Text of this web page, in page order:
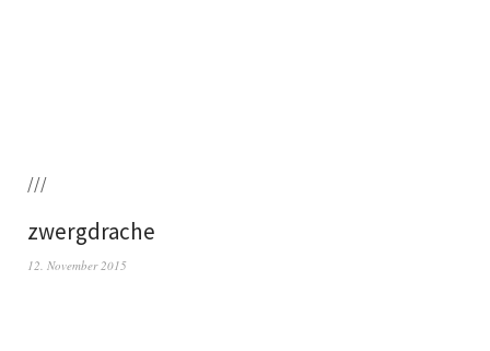
///
zwergdrache
12. November 2015